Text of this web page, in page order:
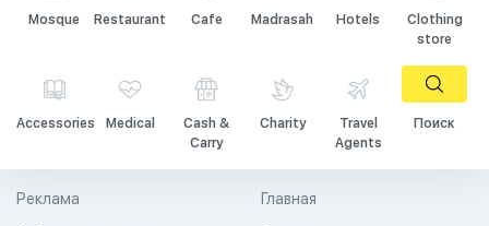
Mosque Restaurant Cafe Madrasah Hotels
Clothing
store
Accessories Medical
Cash &
Carry
Charity
Travel
Agents
Поиск
Главная
Реклама